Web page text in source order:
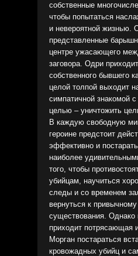
собственные
чтобы попытаться
и невероятной жизнью.
представленные
центре ужасающего
заговора. Одри
собственного бывшего
целой толпой выходит
симпатичной знакомой
целью – уничтожить
В каждую свободную
героине предстоит
эффективно и
наиболее
того, чтобы
убийцам, научиться
следы и со временем
вернуться к
существования. Однако
приходит потрясающая
Морган постараться
кровожадных убийц и